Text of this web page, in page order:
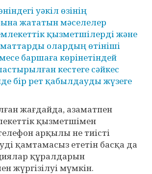
уәкіл өзінің
жататын мәселелер
қызметшілерді және
олардың өтініші
баршаға көрінетіндей
кестеге сәйкес
бір рет қабылдауды жүзеге
жағдайда, азаматпен
қызметшімен
арқылы не тиісті
қамтамасыз ететін басқа да
құралдарын
жүргізілуі мүмкін.